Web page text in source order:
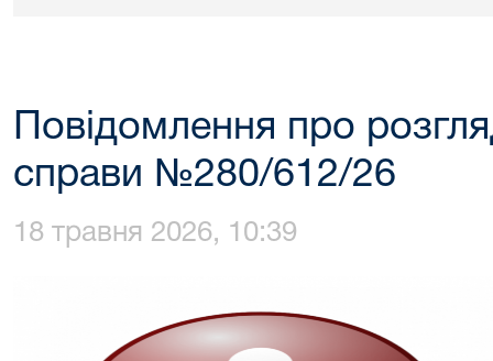
Повідомлення про
справи №280/612/26
18 травня 2026, 10:39